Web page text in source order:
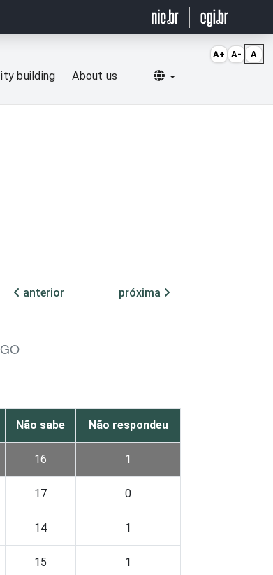
building About us Selecionar idioma
anterior
próxima
Não sabe Não respondeu
16 1
17 0
14 1
15 1
A+ A- A